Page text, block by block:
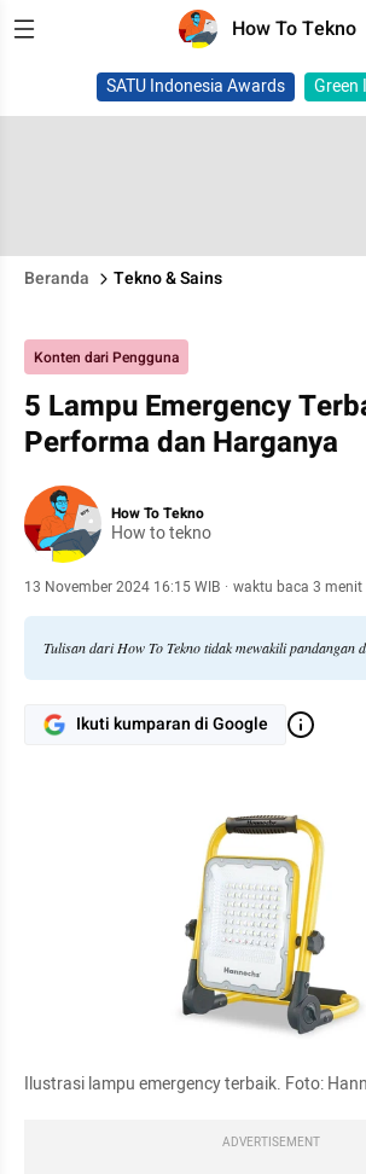
How To Tekno
SATU Indonesia Awards Green
Beranda Tekno & Sains
Konten dari Pengguna
5 Lampu Emergency
Performa dan Harganya
How To Tekno
How to tekno
13 November 2024 16:15 WIB · waktu baca 3 menit
Tulisan dari How To Tekno tidak mewakili pandangan
Ikuti kumparan di Google
Ilustrasi lampu emergency terbaik. Foto:
ADVERTISEMENT